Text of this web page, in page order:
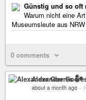
Günstig und so oft
Warum nicht eine
Museumsleute aus
0 comments
Alexander
about a month ago –